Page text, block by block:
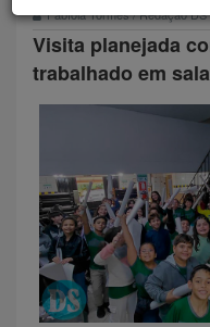
Fabíola Tormes / Redação DS
Visita planejada
trabalhado em